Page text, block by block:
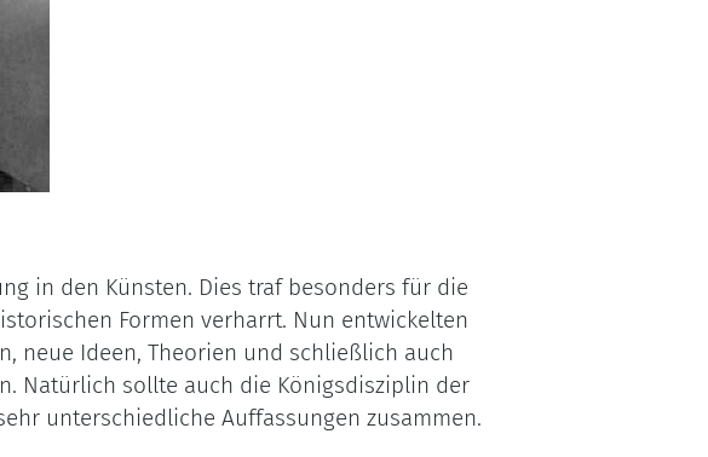
in den Künsten. Dies traf besonders für die
Formen verharrt. Nun entwickelten
neue Ideen, Theorien und schließlich auch
Natürlich sollte auch die Königsdisziplin der
unterschiedliche Auffassungen zusammen.